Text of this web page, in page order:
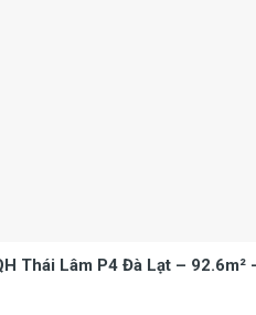
Thái Lâm P4 Đà Lạt – 92.6m²